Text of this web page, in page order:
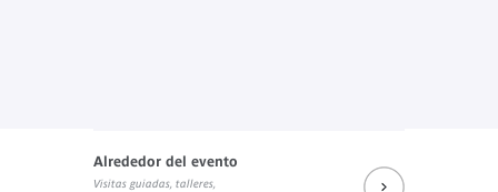
Alrededor del evento
Visitas guiadas, talleres,